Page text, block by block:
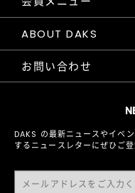
DAKS の最新ニュースやイベ
するニュースレターにぜひご登
ABOUT DAKS
お問い合わせ